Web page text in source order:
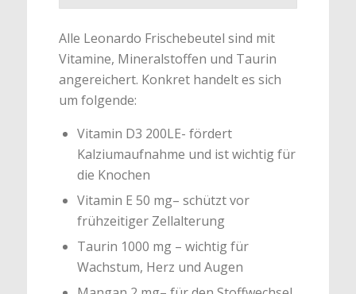
Alle Leonardo Frischebeutel sind mit
Vitamine, Mineralstoffen und Taurin
angereichert. Konkret handelt es sich
um folgende:
Vitamin D3 200LE- fördert
Kalziumaufnahme und ist wichtig für
die Knochen
Vitamin E 50 mg– schützt vor
frühzeitiger Zellalterung
Taurin 1000 mg – wichtig für
Wachstum, Herz und Augen